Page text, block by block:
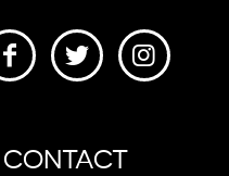
CONTACT